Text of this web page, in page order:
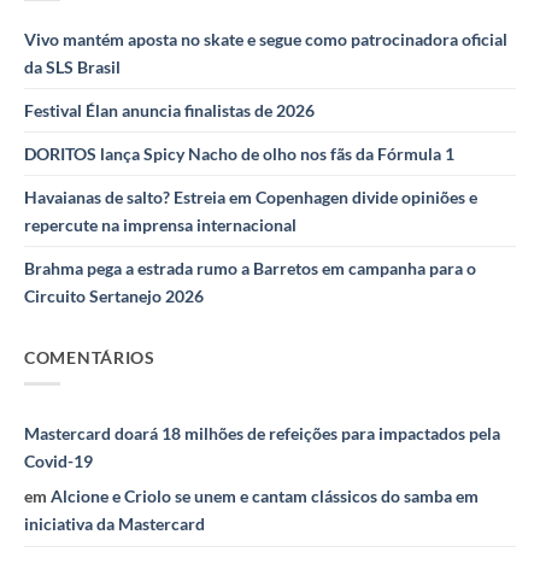
Vivo mantém aposta no skate e segue como patrocinadora oficial
da SLS Brasil
Festival Élan anuncia finalistas de 2026
DORITOS lança Spicy Nacho de olho nos fãs da Fórmula 1
Havaianas de salto? Estreia em Copenhagen divide opiniões e
repercute na imprensa internacional
Brahma pega a estrada rumo a Barretos em campanha para o
Circuito Sertanejo 2026
COMENTÁRIOS
Mastercard doará 18 milhões de refeições para impactados pela
Covid-19
em Alcione e Criolo se unem e cantam clássicos do samba em
iniciativa da Mastercard